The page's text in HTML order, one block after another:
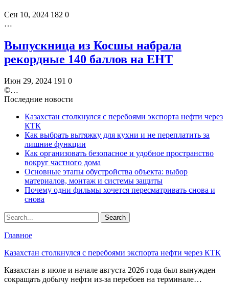
Сен 10, 2024 182 0
…
Выпускница из Косшы набрала
рекордные 140 баллов на ЕНТ
Июн 29, 2024 191 0
©️…
Последние новости
Казахстан столкнулся с перебоями экспорта нефти через
КТК
Как выбрать вытяжку для кухни и не переплатить за
лишние функции
Как организовать безопасное и удобное пространство
вокруг частного дома
Основные этапы обустройства объекта: выбор
материалов, монтаж и системы защиты
Почему одни фильмы хочется пересматривать снова и
снова
Главное
Казахстан столкнулся с перебоями экспорта нефти через КТК
Казахстан в июле и начале августа 2026 года был вынужден
сокращать добычу нефти из-за перебоев на терминале…